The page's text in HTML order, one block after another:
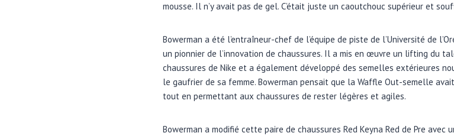
mousse. Il n’y avait pas de gel. C’était juste un caoutchouc supérieur et
Bowerman a été l’entraîneur-chef de l’équipe de piste de l’Université de
un pionnier de l’innovation de chaussures. Il a mis en œuvre un lifting du
chaussures de Nike et a également développé des semelles extérieures
le gaufrier de sa femme. Bowerman pensait que la Waffle Out-semelle
tout en permettant aux chaussures de rester légères et agiles.
Bowerman a modifié cette paire de chaussures Red Keyna Red de Pre